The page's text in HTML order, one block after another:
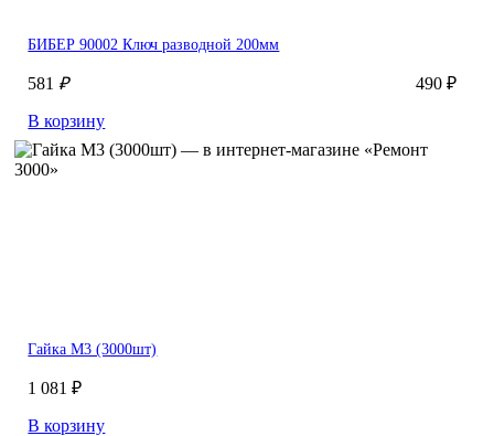
БИБЕР 90002 Ключ разводной 200мм
581₽
490 ₽
В корзину
Гайка M3 (3000шт)
1 081 ₽
В корзину